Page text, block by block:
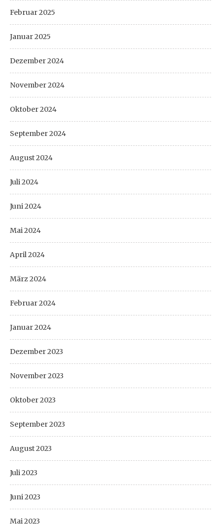
Februar 2025
Januar 2025
Dezember 2024
November 2024
Oktober 2024
September 2024
August 2024
Juli 2024
Juni 2024
Mai 2024
April 2024
März 2024
Februar 2024
Januar 2024
Dezember 2023
November 2023
Oktober 2023
September 2023
August 2023
Juli 2023
Juni 2023
Mai 2023